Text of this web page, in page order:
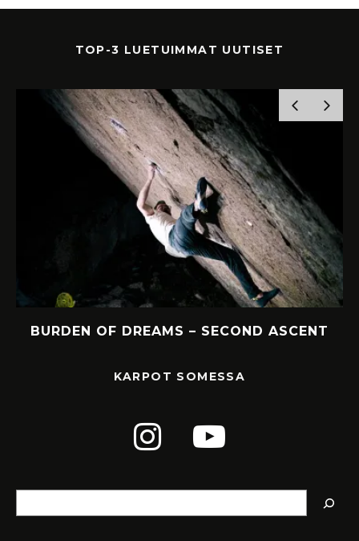
TOP-3 LUETUIMMAT UUTISET
ANDY JA ”MANIA, 8B” FLASH!!
KARPOT SOMESSA